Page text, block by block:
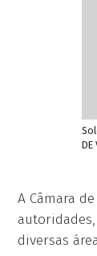
DE
A Câmara
diversas